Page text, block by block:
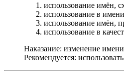
использование имён,
использование в
использование имён,
использование в
Наказание: изменение
Рекомендуется: